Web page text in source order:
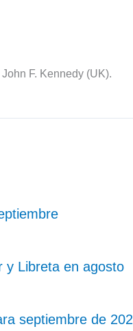
F. Kennedy (UK).
y Libreta en agosto
septiembre de